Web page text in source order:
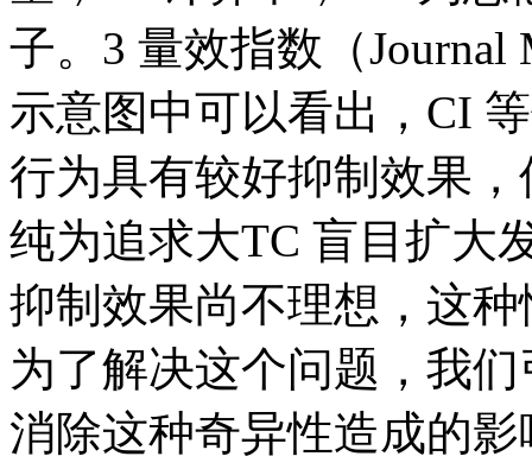
子。3 量效指数（Journal
示意图中可以看出，CI
行为具有较好抑制效果
纯为追求大TC 盲目扩大
抑制效果尚不理想，这
为了解决这个问题，我
消除这种奇异性造成的